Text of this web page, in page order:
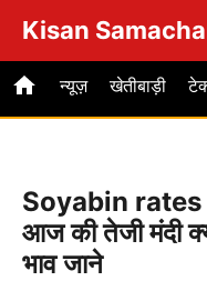
content
Kisan
न्यूज़ खेतीबाड़ी
Soyabin rates :
आज की तेजी मंदी
भाव जाने